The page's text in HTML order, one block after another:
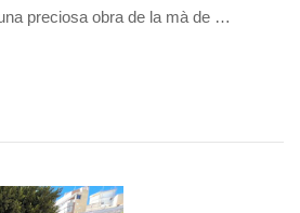
preciosa obra de la mà de …